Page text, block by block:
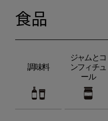
食品
調味料
ジャムとコ
ンフィチュ
ール